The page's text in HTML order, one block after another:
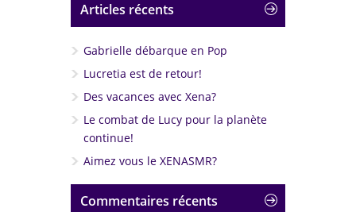
Articles récents
Gabrielle débarque en Pop
Lucretia est de retour!
Des vacances avec Xena?
Le combat de Lucy pour la planète
continue!
Aimez vous le XENASMR?
Commentaires récents